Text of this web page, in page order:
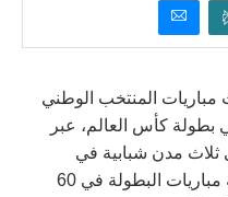
مباريات المنتخب الوطني
بطولة كأس العالم، عبر
مدن شبابية في
الأقاليم الثلاثة، إضافة إلى بث كافة مباريات البطولة في 60